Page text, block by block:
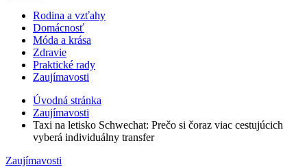
Rodina a vzťahy
Domácnosť
Móda a krása
Zdravie
Praktické rady
Zaujímavosti
Úvodná stránka
Zaujímavosti
Taxi na letisko Schwechat: Prečo si čoraz viac cestujúcich
vyberá individuálny transfer
Zaujímavosti